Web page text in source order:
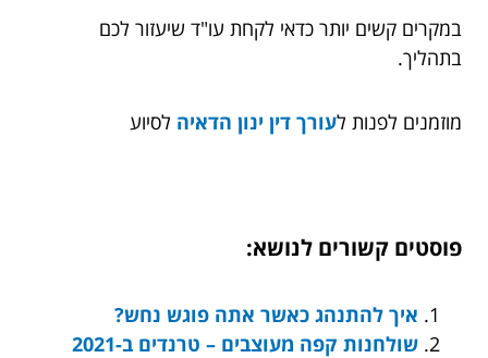
במקרים קשים יותר כדאי לקחת עו"ד שיעזור לכם
בתהליך.
מוזמנים לפנות לעורך דין ינון הדאיה לסיוע
פוסטים קשורים לנושא:
איך להתנהג כאשר אתה פוגש נחש?
שולחנות קפה מעוצבים – טרנדים ב-2021